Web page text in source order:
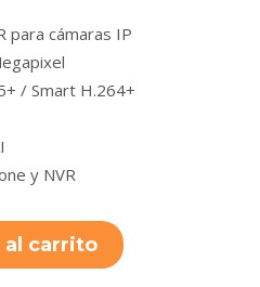
para cámaras IP
/ Smart H.264+
y NVR
al carrito